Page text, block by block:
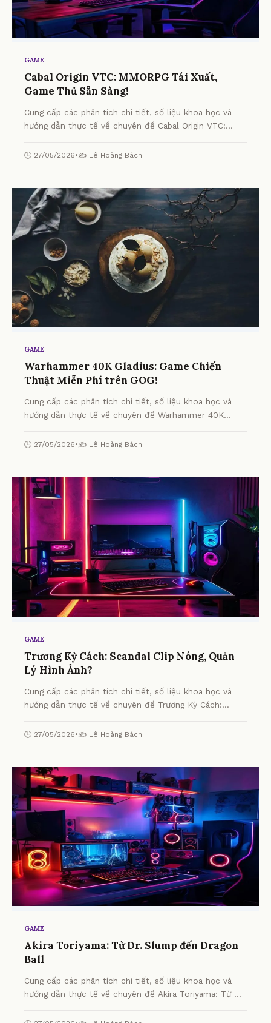
GAME
Cabal Origin VTC: MMORPG Tái Xuất,
Game Thủ Sẵn Sàng!
Cung cấp các phân tích chi tiết, số liệu khoa học và
hướng dẫn thực tế về chuyên đề Cabal Origin VTC:
🕒 27/05/2026•✍️ Lê Hoàng Bách
GAME
Warhammer 40K Gladius: Game Chiến
Thuật Miễn Phí trên GOG!
Cung cấp các phân tích chi tiết, số liệu khoa học và
hướng dẫn thực tế về chuyên đề Warhammer 40K
chuyên gia.
🕒 27/05/2026•✍️ Lê Hoàng Bách
GAME
Trương Kỳ Cách: Scandal Clip Nóng, Quản
Lý Hình Ảnh?
Cung cấp các phân tích chi tiết, số liệu khoa học và
hướng dẫn thực tế về chuyên đề Trương Kỳ Cách:
🕒 27/05/2026•✍️ Lê Hoàng Bách
GAME
Akira Toriyama: Từ Dr. Slump đến Dragon
Ball
Cung cấp các phân tích chi tiết, số liệu khoa học và
hướng dẫn thực tế về chuyên đề Akira Toriyama: Từ Dr.